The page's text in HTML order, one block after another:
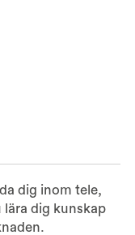
dig inom tele,
lära dig kunskap